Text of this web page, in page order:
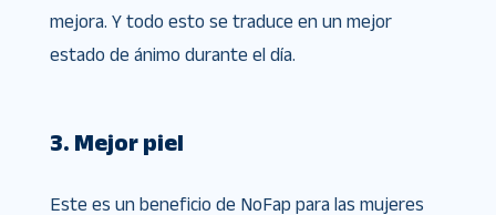
mejora. Y todo esto se traduce en un mejor
estado de ánimo durante el día.
3. Mejor piel
Este es un beneficio de NoFap para las mujeres